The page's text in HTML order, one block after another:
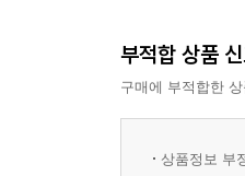
부적합 상품
구매에 부적합한
상품정보 부